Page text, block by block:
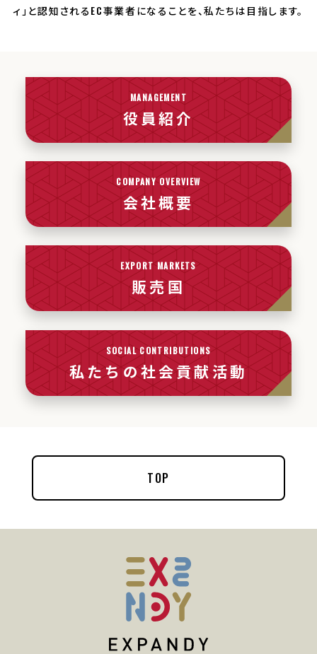
ィ」と認知されるEC事業者になることを、私たちは目指します。
MANAGEMENT
役員紹介
COMPANY OVERVIEW
会社概要
EXPORT MARKETS
販売国
SOCIAL CONTRIBUTIONS
私たちの社会貢献活動
TOP